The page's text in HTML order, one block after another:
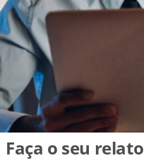
Faça o seu relato